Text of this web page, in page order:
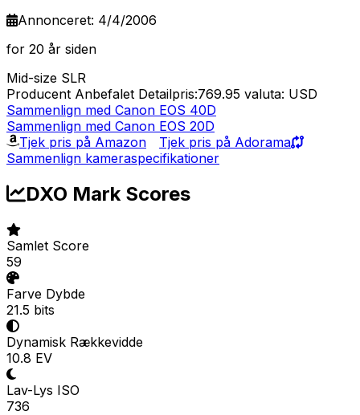
Annonceret: 4/4/2006
for 20 år siden
Mid-size SLR
Producent Anbefalet Detailpris:769.95 valuta: USD
Sammenlign med Canon EOS 40D
Sammenlign med Canon EOS 20D
Tjek pris på Amazon
Tjek pris på Adorama
Sammenlign kameraspecifikationer
DXO Mark Scores
Samlet Score
59
Farve Dybde
21.5 bits
Dynamisk Rækkevidde
10.8 EV
Lav-Lys ISO
736